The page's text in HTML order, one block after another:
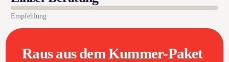
Empfehlung
Raus aus dem Kummer-Paket